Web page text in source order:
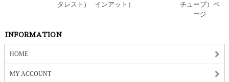
INFORMATION
HOME
MY ACCOUNT